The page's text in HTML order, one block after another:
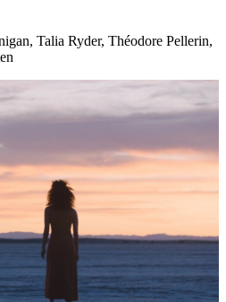
Talia Ryder, Théodore Pellerin,